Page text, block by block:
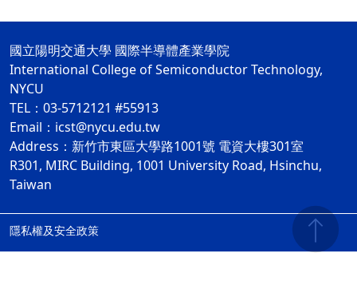
國立陽明交通大學 國際半導體產業學院
International College of Semiconductor Technology,
NYCU
TEL：03-5712121 #55913
Email：icst@nycu.edu.tw
Address：新竹市東區大學路1001號 電資大樓301室
R301, MIRC Building, 1001 University Road, Hsinchu,
Taiwan
隱私權及安全政策 ap1